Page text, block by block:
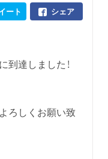
シェア
ート
到達しました！
ろしくお願い致